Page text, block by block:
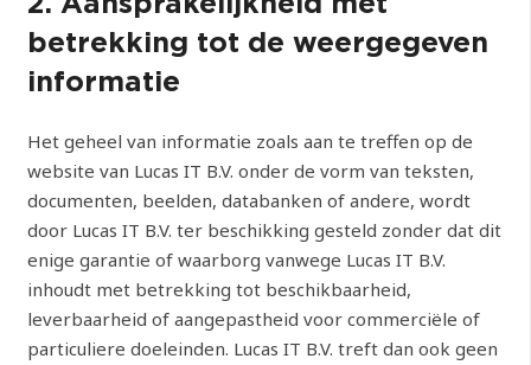
betrekking tot de weergegeven
informatie
Het geheel van informatie zoals aan te treffen op de
website van Lucas IT B.V. onder de vorm van teksten,
documenten, beelden, databanken of andere, wordt
door Lucas IT B.V. ter beschikking gesteld zonder dat dit
enige garantie of waarborg vanwege Lucas IT B.V.
inhoudt met betrekking tot beschikbaarheid,
leverbaarheid of aangepastheid voor commerciële of
particuliere doeleinden. Lucas IT B.V. treft dan ook geen